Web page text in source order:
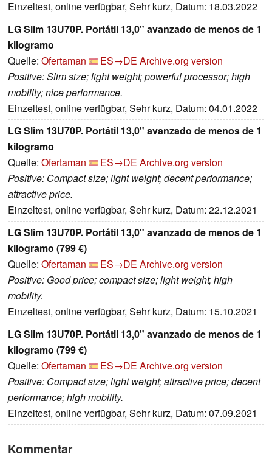
Einzeltest, online verfügbar, Sehr kurz, Datum: 18.03.2022
LG Slim 13U70P. Portátil 13,0" avanzado de menos de 1
kilogramo
Quelle: Ofertaman ES→DE Archive.org version
Positive: Slim size; light weight; powerful processor; high
mobility; nice performance.
Einzeltest, online verfügbar, Sehr kurz, Datum: 04.01.2022
LG Slim 13U70P. Portátil 13,0" avanzado de menos de 1
kilogramo
Quelle: Ofertaman ES→DE Archive.org version
Positive: Compact size; light weight; decent performance;
attractive price.
Einzeltest, online verfügbar, Sehr kurz, Datum: 22.12.2021
LG Slim 13U70P. Portátil 13,0" avanzado de menos de 1
kilogramo (799 €)
Quelle: Ofertaman ES→DE Archive.org version
Positive: Good price; compact size; light weight; high
mobility.
Einzeltest, online verfügbar, Sehr kurz, Datum: 15.10.2021
LG Slim 13U70P. Portátil 13,0" avanzado de menos de 1
kilogramo (799 €)
Quelle: Ofertaman ES→DE Archive.org version
Positive: Compact size; light weight; attractive price; decent
performance; high mobility.
Einzeltest, online verfügbar, Sehr kurz, Datum: 07.09.2021
Kommentar